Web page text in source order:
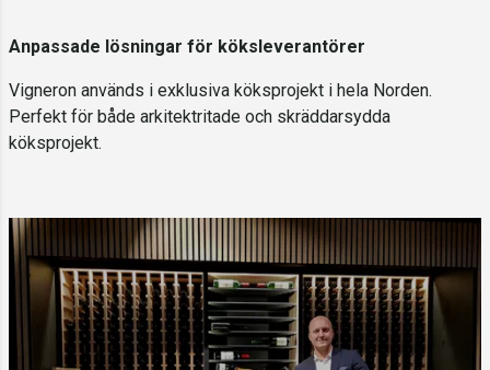
Anpassade lösningar för köksleverantörer
Vigneron används i exklusiva köksprojekt i hela Norden.
Perfekt för både arkitektritade och skräddarsydda
köksprojekt.